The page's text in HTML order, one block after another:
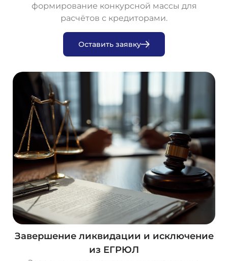
формирование конкурсной массы для
расчётов с кредиторами.
Оставить заявку
Завершение ликвидации и исключение
из ЕГРЮЛ